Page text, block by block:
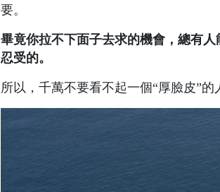
要。
畢竟你拉不下面子去求的機會，總有
忍受的。
所以，千萬不要看不起一個“厚臉皮”的